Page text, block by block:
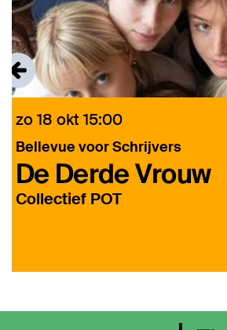
De Derde Vrouw
Collectief POT
Bellevue voor Schrijvers
zo 18 okt 15:00